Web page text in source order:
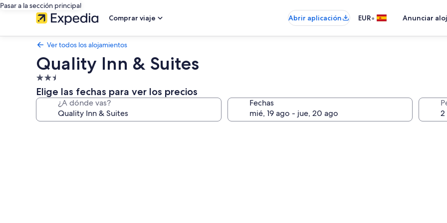
Pasar a la sección principal
Comprar viaje
Abrir aplicación EUR• Anunciar
Ver todos los alojamientos
Quality Inn & Suites
Alojamiento
de
2.5 estrellas
Elige las fechas para ver los precios
¿A dónde vas? Fechas